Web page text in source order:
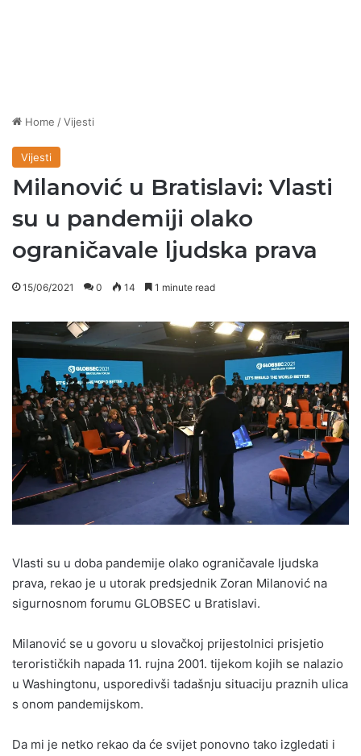
Home /Vijesti
Vijesti
Milanović u Bratislavi: Vlasti
su u pandemiji olako
ograničavale ljudska prava
15/06/2021 0 14 1 minute read
Vlasti su u doba pandemije olako ograničavale ljudska
prava, rekao je u utorak predsjednik Zoran Milanović na
sigurnosnom forumu GLOBSEC u Bratislavi.
Milanović se u govoru u slovačkoj prijestolnici prisjetio
terorističkih napada 11. rujna 2001. tijekom kojih se nalazio
u Washingtonu, usporedivši tadašnju situaciju praznih ulica
s onom pandemijskom.
Da mi je netko rekao da će svijet ponovno tako izgledati i